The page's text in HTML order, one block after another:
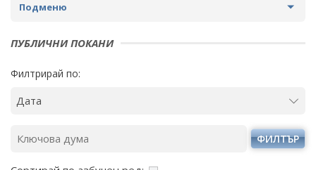
Подменю
ПРОФИЛ НА КУПУВАЧА
ВЪТРЕШНИ ПРАВИЛА И ДОКУМЕНТИ
ПАЗАРНИ КОНСУЛТАЦИИ
ПРОФИЛ НА КУПУВАЧА ДО 15.04.2016 Г.
ВЪТРЕШНИ ПРАВИЛА И ДОКУМЕНТИ
ПУБЛИЧНИ ПОКАНИ
Филтрирай по:
ФИЛТЪР